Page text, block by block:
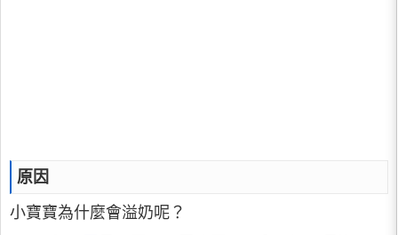
原因
小寶寶為什麼會溢奶呢？